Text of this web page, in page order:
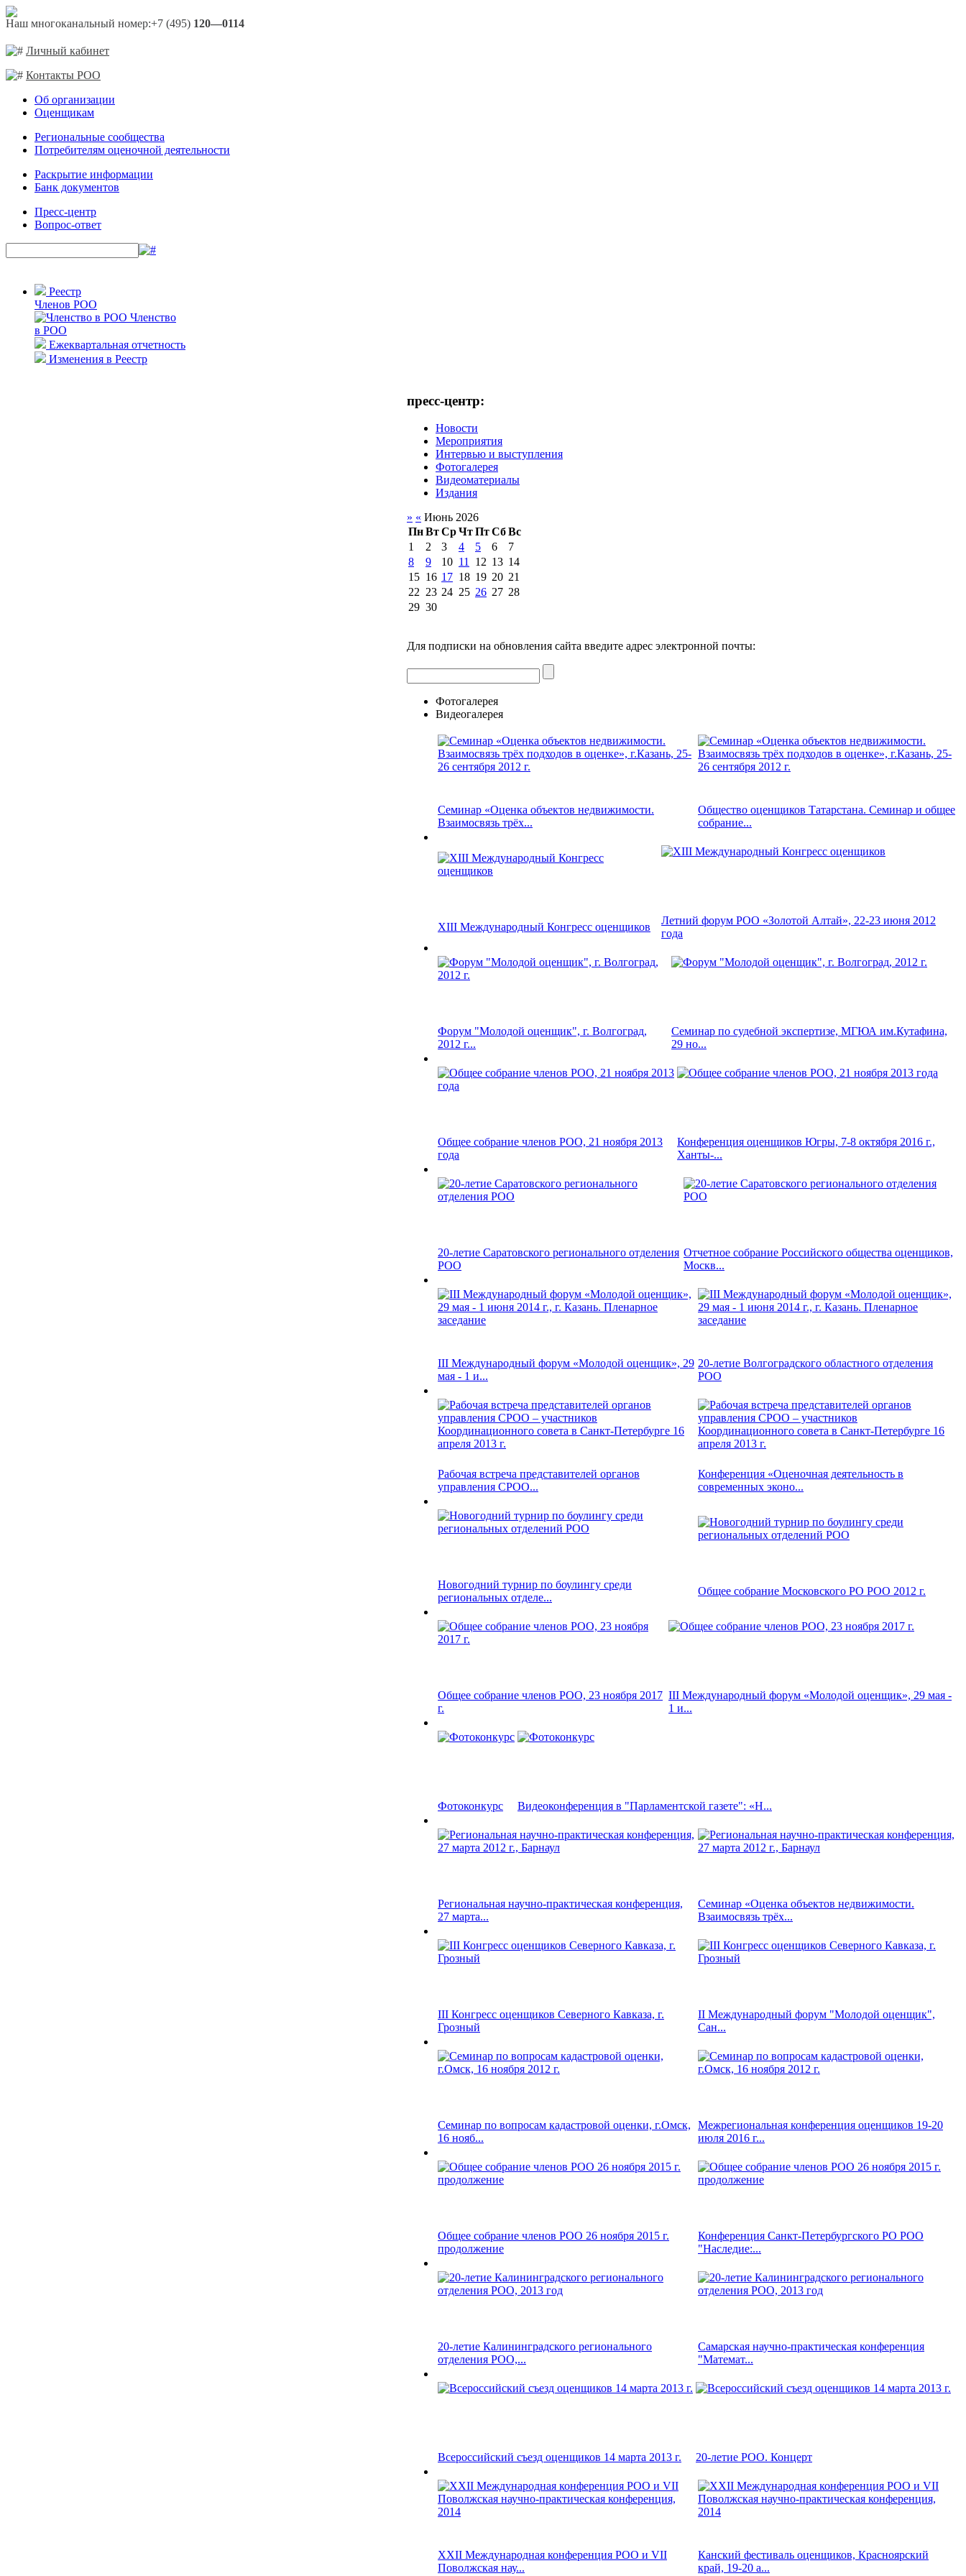
Наш многоканальный номер:+7 (495) 120—0114
Личный кабинет
Контакты РОО
Об организации
Оценщикам
Региональные сообщества
Потребителям оценочной деятельности
Раскрытие информации
Банк документов
Пресс-центр
Вопрос-ответ
Реестр
Членов РОО
Членство
в РОО
Ежеквартальная отчетность
Изменения в Реестр
пресс-центр:
Новости
Мероприятия
Интервью и выступления
Фотогалерея
Видеоматериалы
Издания
» « Июнь 2026
ПнВтСрЧтПтСбВс
1
2 3 4 5 6
7
8
9 10 11 12 13 14
15 16 17 18 19 20 21
22 23 24 25 26 27 28
29 30
Для подписки на обновления сайта введите адрес электронной почты:
Фотогалерея
Видеогалерея
Семинар «Оценка объектов недвижимости.
Взаимосвязь трёх...
Общество оценщиков Татарстана. Семинар и общее
собрание...
XIII Международный Конгресс оценщиков
Летний форум РОО «Золотой Алтай», 22-23 июня 2012
года
Форум "Молодой оценщик", г. Волгоград,
2012 г...
Семинар по судебной экспертизе, МГЮА им.Кутафина,
29 но...
Общее собрание членов РОО, 21 ноября 2013
года
Конференция оценщиков Югры, 7-8 октября 2016 г.,
Ханты-...
20-летие Саратовского регионального отделения
РОО
Отчетное собрание Российского общества оценщиков,
Москв...
III Международный форум «Молодой оценщик», 29
мая - 1 и...
20-летие Волгоградского областного отделения
РОО
Рабочая встреча представителей органов
управления СРОО...
Конференция «Оценочная деятельность в
современных эконо...
Новогодний турнир по боулингу среди
региональных отделе...
Общее собрание Московского РО РОО 2012 г.
Общее собрание членов РОО, 23 ноября 2017
г.
III Международный форум «Молодой оценщик», 29 мая -
1 и...
Фотоконкурс Видеоконференция в "Парламентской газете": «Н...
Региональная научно-практическая конференция,
27 марта...
Семинар «Оценка объектов недвижимости.
Взаимосвязь трёх...
III Конгресс оценщиков Северного Кавказа, г.
Грозный
II Международный форум "Молодой оценщик",
Сан...
Семинар по вопросам кадастровой оценки, г.Омск,
16 нояб...
Межрегиональная конференция оценщиков 19-20
июля 2016 г...
Общее собрание членов РОО 26 ноября 2015 г.
продолжение
Конференция Санкт-Петербургского РО РОО
"Наследие:...
20-летие Калининградского регионального
отделения РОО,...
Самарская научно-практическая конференция
"Математ...
Всероссийский съезд оценщиков 14 марта 2013 г. 20-летие РОО. Концерт
XXII Международная конференция РОО и VII
Поволжская нау...
Канский фестиваль оценщиков, Красноярский
край, 19-20 а...